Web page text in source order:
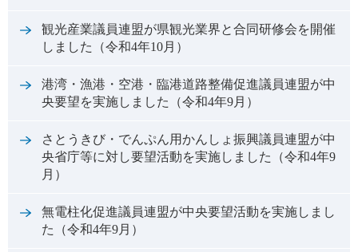
観光産業議員連盟が県観光業界と合同研修会を開催
しました（令和4年10月）
港湾・漁港・空港・臨港道路整備促進議員連盟が中
央要望を実施しました（令和4年9月）
さとうきび・でんぷん用かんしょ振興議員連盟が中
央省庁等に対し要望活動を実施しました（令和4年9
月）
無電柱化促進議員連盟が中央要望活動を実施しまし
た（令和4年9月）